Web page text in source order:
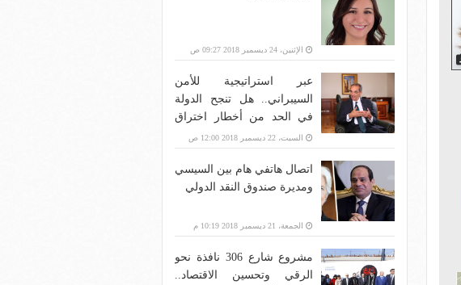
الإثنين، 24 ديسمبر 2018 09:27 ص
عبر استراتيجية للأمن
السيبراني.. هل تنجح الدولة
في الحد من أخطار اختراق
بنية الاتصالات؟
السبت، 22 ديسمبر 2018 12:00 ص
اتصال هاتفي هام بين السيسي
ومديرة صندوق النقد الدولي
الجمعة، 21 ديسمبر 2018 10:19 م
مشروع شارع 306 نافذة نحو
الرقي وتحسين الاقتصاد..